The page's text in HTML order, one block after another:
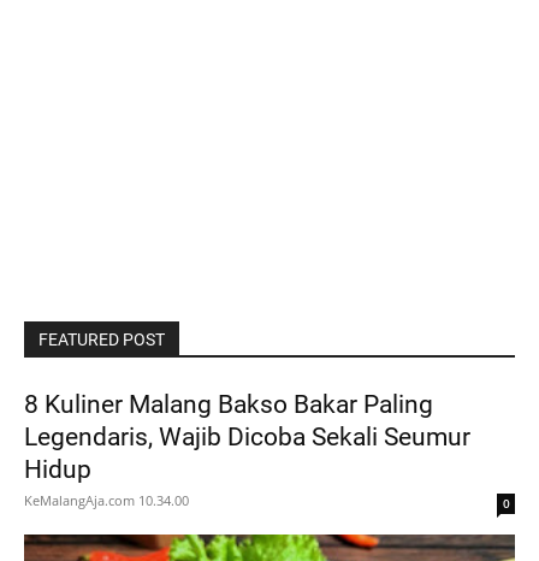
FEATURED POST
8 Kuliner Malang Bakso Bakar Paling
Legendaris, Wajib Dicoba Sekali Seumur
Hidup
KeMalangAja.com 10.34.00 0